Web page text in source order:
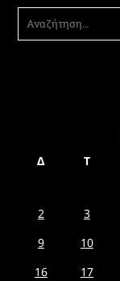
ΑΝΑΖΉΤΗΣΗ
ΓΙΑ:
Δ Τ
2
3
9
10
16
17